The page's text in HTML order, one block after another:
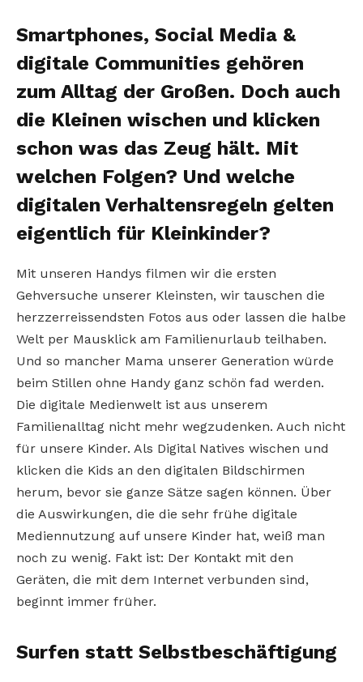
Smartphones, Social Media &
digitale Communities gehören
zum Alltag der Großen. Doch auch
die Kleinen wischen und klicken
schon was das Zeug hält. Mit
welchen Folgen? Und welche
digitalen Verhaltensregeln gelten
eigentlich für Kleinkinder?
Mit unseren Handys filmen wir die ersten
Gehversuche unserer Kleinsten, wir tauschen die
herzzerreissendsten Fotos aus oder lassen die halbe
Welt per Mausklick am Familienurlaub teilhaben.
Und so mancher Mama unserer Generation würde
beim Stillen ohne Handy ganz schön fad werden.
Die digitale Medienwelt ist aus unserem
Familienalltag nicht mehr wegzudenken. Auch nicht
für unsere Kinder. Als Digital Natives wischen und
klicken die Kids an den digitalen Bildschirmen
herum, bevor sie ganze Sätze sagen können. Über
die Auswirkungen, die die sehr frühe digitale
Mediennutzung auf unsere Kinder hat, weiß man
noch zu wenig. Fakt ist: Der Kontakt mit den
Geräten, die mit dem Internet verbunden sind,
beginnt immer früher.
Surfen statt Selbstbeschäftigung